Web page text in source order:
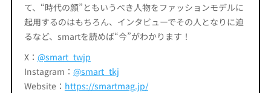
て、“時代の顔”ともいうべき人物をファッションモデルに
起用するのはもちろん、インタビューでその人となりに迫
るなど、smartを読めば“今”がわかります！
X： @smart_twjp
Instagram： @smart_tkj
Website： https://smartmag.jp/